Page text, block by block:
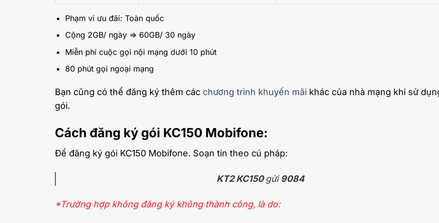
Phạm vi ưu đãi: Toàn quốc
Cộng 2GB/ ngày => 60GB/ 30 ngày
Miễn phí cuộc gọi nội mạng dưới 10 phút
80 phút gọi ngoại mạng
Bạn cũng có thể đăng ký thêm các chương trình khuyến mãi khác của nhà mạng khi sử
gói.
Cách đăng ký gói KC150 Mobifone:
Để đăng ký gói KC150 Mobifone. Soạn tin theo cú pháp:
KT2 KC150gửi9084
*Trường hợp không đăng ký không thành công, là do: